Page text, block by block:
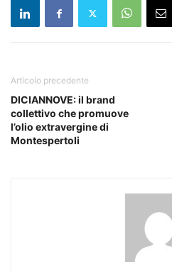
Articolo precedente
DICIANNOVE: il brand
collettivo che promuove
l’olio extravergine di
Montespertoli